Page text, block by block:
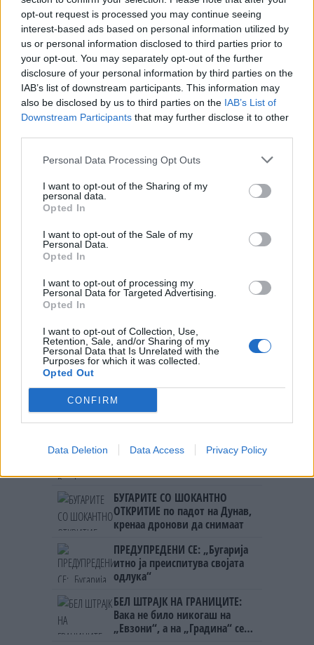
opt-out request is processed you may continue seeing
interest-based ads based on personal information utilized by
us or personal information disclosed to third parties prior to
your opt-out. You may separately opt-out of the further
disclosure of your personal information by third parties on the
IAB’s list of downstream participants. This information may
also be disclosed by us to third parties on the IAB’s List of
Downstream Participants that may further disclose it to other
Personal Data Processing Opt Outs
I want to opt-out of the Sharing of my
personal data.
Opted In
I want to opt-out of the Sale of my
Personal Data.
Opted In
I want to opt-out of processing my
Personal Data for Targeted Advertising.
Opted In
I want to opt-out of Collection, Use,
Retention, Sale, and/or Sharing of my
Personal Data that Is Unrelated with the
Purposes for which it was collected.
Opted Out
CONFIRM
Data Deletion Data Access Privacy Policy
милиони евра, изнесува 51,7%
од БДП
ВМРО ДПМНЕ: Јавниот долг се
намалува, економијата стабилна
како резултат на фискалната
дисциплина и домаќинско
управување
НАЈЧИТАНИ ВО ПОСЛЕДНИ 7 ДЕНА
СЕ СПРЕМА МЕТЕОРОЛОШКИ
ИСТОРИСКО ОБЕДИНУВАЊЕ НА
НАЦИОНАЛЕН СОЈУЗ
Ахмети кажа што го мачи:
УЧК...
УЛЦИЊ Е АЛБАНСКИ, ЌЕ ГО
ОСЛОБОДИМЕ- Скандалозна
ТЕМПЕРАТУРАТА ВО СРЕДА ЌЕ
БИДЕ ЗА НА ЛЕКАР, а потоа...
Северна Кореја и Русија градат
мистериозен мост
БУГАРИТЕ СО ШОКАНТНО
ОТКРИТИЕ по падот на Дунав,
кренаа дронови да снимаат
ПРЕДУПРЕДЕНИ СЕ: „Бугарија
итно ја преиспитува својата
одлука“
БЕЛ ШТРАЈК НА ГРАНИЦИТЕ:
Вака не било никогаш на
„Евзони“, а на „Градина“ се